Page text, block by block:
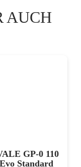
GP-0 110
Standard